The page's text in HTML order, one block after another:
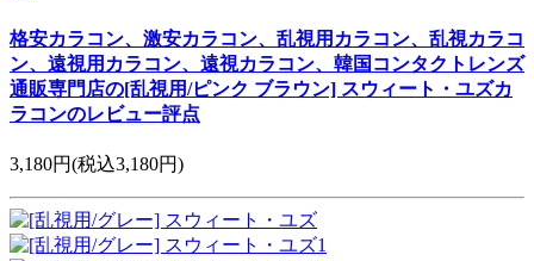
格安カラコン、激安カラコン、乱視用カラコン、乱視カラコ
ン、遠視用カラコン、遠視カラコン、韓国コンタクトレンズ
通販専門店の[乱視用/ピンク ブラウン] スウィート・ユズカ
ラコンのレビュー評点
3,180円(税込3,180円)